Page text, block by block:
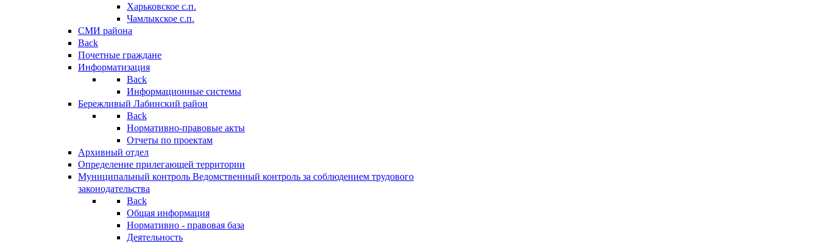
Харьковское с.п.
Чамлыкское с.п.
СМИ района
Back
Почетные граждане
Информатизация
Back
Информационные системы
Бережливый Лабинский район
Back
Нормативно-правовые акты
Отчеты по проектам
Архивный отдел
Определение прилегающей территории
Муниципальный контроль Ведомственный контроль за соблюдением трудового
законодательства
Back
Общая информация
Нормативно - правовая база
Деятельность